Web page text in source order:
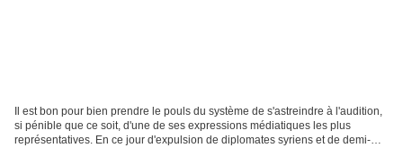
Il est bon pour bien prendre le pouls du système de s'astreindre à l'audition,
si pénible que ce soit, d'une de ses expressions médiatiques les plus
représentatives. En ce jour d'expulsion de diplomates syriens et de demi-